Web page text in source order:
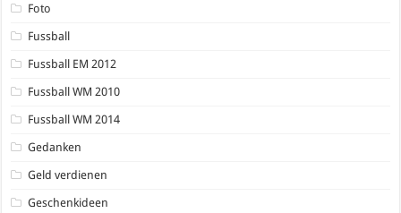
Foto
Fussball
Fussball EM 2012
Fussball WM 2010
Fussball WM 2014
Gedanken
Geld verdienen
Geschenkideen